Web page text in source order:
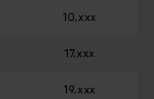
10,xxx
17,xxx
19,xxx